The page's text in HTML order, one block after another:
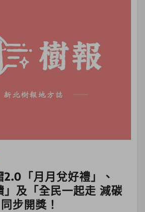
「月月兌好禮」、
」及「全民一起走 減碳
步開獎！